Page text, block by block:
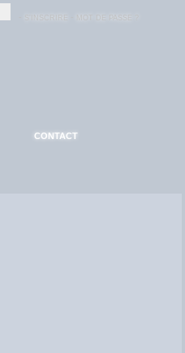
CONTACT